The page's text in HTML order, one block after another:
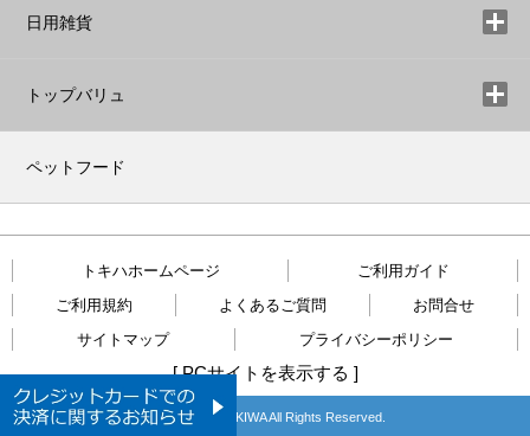
日用雑貨
トップバリュ
ペットフード
トキハホームページ
ご利用ガイド
ご利用規約
よくあるご質問
お問合せ
サイトマップ
プライバシーポリシー
[PCサイトを表示する ]
Copyright © TOKIWA All Rights Reserved.